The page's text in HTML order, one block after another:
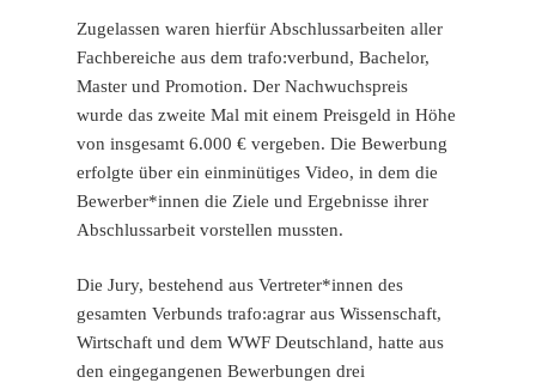
Zugelassen waren hierfür Abschlussarbeiten aller
Fachbereiche aus dem trafo:verbund, Bachelor,
Master und Promotion. Der Nachwuchspreis
wurde das zweite Mal mit einem Preisgeld in Höhe
von insgesamt 6.000 € vergeben. Die Bewerbung
erfolgte über ein einminütiges Video, in dem die
Bewerber*innen die Ziele und Ergebnisse ihrer
Abschlussarbeit vorstellen mussten.
Die Jury, bestehend aus Vertreter*innen des
gesamten Verbunds trafo:agrar aus Wissenschaft,
Wirtschaft und dem WWF Deutschland, hatte aus
den eingegangenen Bewerbungen drei